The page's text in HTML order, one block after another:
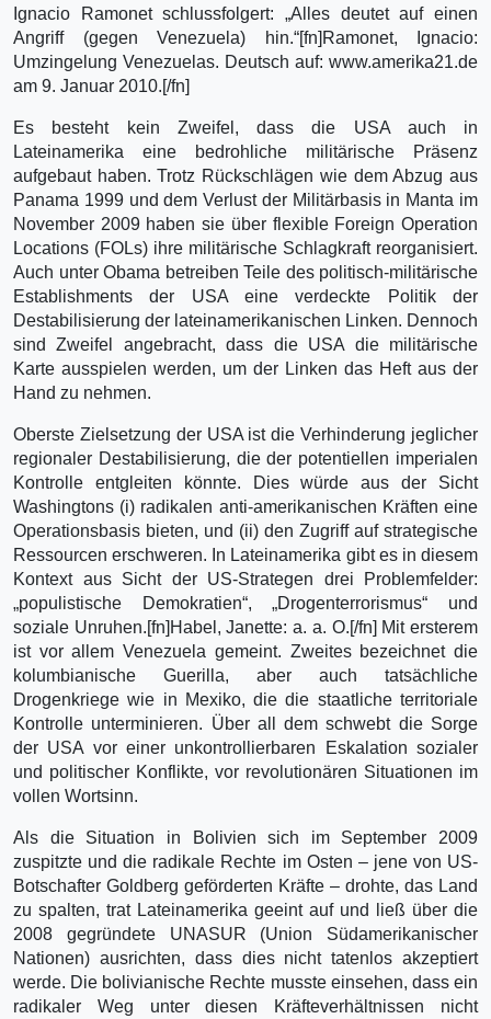
Ignacio Ramonet schlussfolgert: „Alles deutet auf einen
Angriff (gegen Venezuela) hin.“[fn]Ramonet, Ignacio:
Umzingelung Venezuelas. Deutsch auf: www.amerika21.de
am 9. Januar 2010.[/fn]
Es besteht kein Zweifel, dass die USA auch in
Lateinamerika eine bedrohliche militärische Präsenz
aufgebaut haben. Trotz Rückschlägen wie dem Abzug aus
Panama 1999 und dem Verlust der Militärbasis in Manta im
November 2009 haben sie über flexible Foreign Operation
Locations (FOLs) ihre militärische Schlagkraft reorganisiert.
Auch unter Obama betreiben Teile des politisch-militärische
Establishments der USA eine verdeckte Politik der
Destabilisierung der lateinamerikanischen Linken. Dennoch
sind Zweifel angebracht, dass die USA die militärische
Karte ausspielen werden, um der Linken das Heft aus der
Hand zu nehmen.
Oberste Zielsetzung der USA ist die Verhinderung jeglicher
regionaler Destabilisierung, die der potentiellen imperialen
Kontrolle entgleiten könnte. Dies würde aus der Sicht
Washingtons (i) radikalen anti-amerikanischen Kräften eine
Operationsbasis bieten, und (ii) den Zugriff auf strategische
Ressourcen erschweren. In Lateinamerika gibt es in diesem
Kontext aus Sicht der US-Strategen drei Problemfelder:
„populistische Demokratien“, „Drogenterrorismus“ und
soziale Unruhen.[fn]Habel, Janette: a. a. O.[/fn] Mit ersterem
ist vor allem Venezuela gemeint. Zweites bezeichnet die
kolumbianische Guerilla, aber auch tatsächliche
Drogenkriege wie in Mexiko, die die staatliche territoriale
Kontrolle unterminieren. Über all dem schwebt die Sorge
der USA vor einer unkontrollierbaren Eskalation sozialer
und politischer Konflikte, vor revolutionären Situationen im
vollen Wortsinn.
Als die Situation in Bolivien sich im September 2009
zuspitzte und die radikale Rechte im Osten – jene von US-
Botschafter Goldberg geförderten Kräfte – drohte, das Land
zu spalten, trat Lateinamerika geeint auf und ließ über die
2008 gegründete UNASUR (Union Südamerikanischer
Nationen) ausrichten, dass dies nicht tatenlos akzeptiert
werde. Die bolivianische Rechte musste einsehen, dass ein
radikaler Weg unter diesen Kräfteverhältnissen nicht